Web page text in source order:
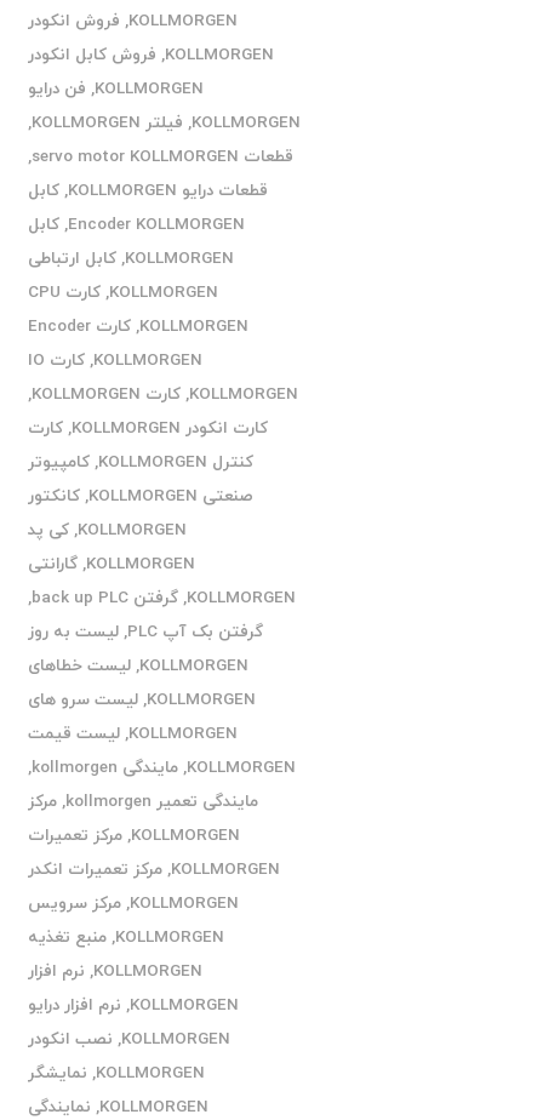
KOLLMORGEN
, فروش انکودر
KOLLMORGEN
, فروش کابل انکودر
KOLLMORGEN
, فن درایو
KOLLMORGEN
, فیلتر KOLLMORGEN
,
قطعات servo motor KOLLMORGEN
,
قطعات درایو KOLLMORGEN
,کابل
Encoder KOLLMORGEN
,کابل
KOLLMORGEN
,کابل ارتباطی
KOLLMORGEN
,
کارت CPU
KOLLMORGEN
,
کارت Encoder
KOLLMORGEN
,
کارت IO
KOLLMORGEN
,کارت KOLLMORGEN
,
کارت انکودر KOLLMORGEN
,کارت
کنترل KOLLMORGEN
,کامپیوتر
صنعتی KOLLMORGEN
,کانکتور
KOLLMORGEN
,کی پد
KOLLMORGEN
,گارانتی
KOLLMORGEN
,گرفتن back up PLC
,
گرفتن بک آپ PLC
,لیست به روز
KOLLMORGEN
,لیست خطاهای
KOLLMORGEN
,لیست سرو های
KOLLMORGEN
,لیست قیمت
KOLLMORGEN
,مایندگی kollmorgen
,
مایندگی تعمیر kollmorgen
,مرکز
KOLLMORGEN
,مرکز تعمیرات
KOLLMORGEN
,مرکز تعمیرات انکدر
KOLLMORGEN
,مرکز سرویس
KOLLMORGEN
,منبع تغذیه
KOLLMORGEN
, نرم افزار
KOLLMORGEN
, نرم افزار درایو
KOLLMORGEN
, نصب انکودر
KOLLMORGEN
, نمایشگر
KOLLMORGEN
, نمایندگی